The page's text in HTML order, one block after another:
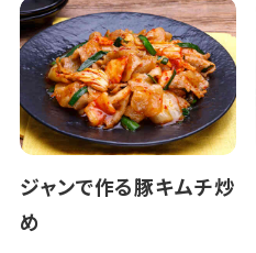
ジャンで作る豚キムチ炒
め